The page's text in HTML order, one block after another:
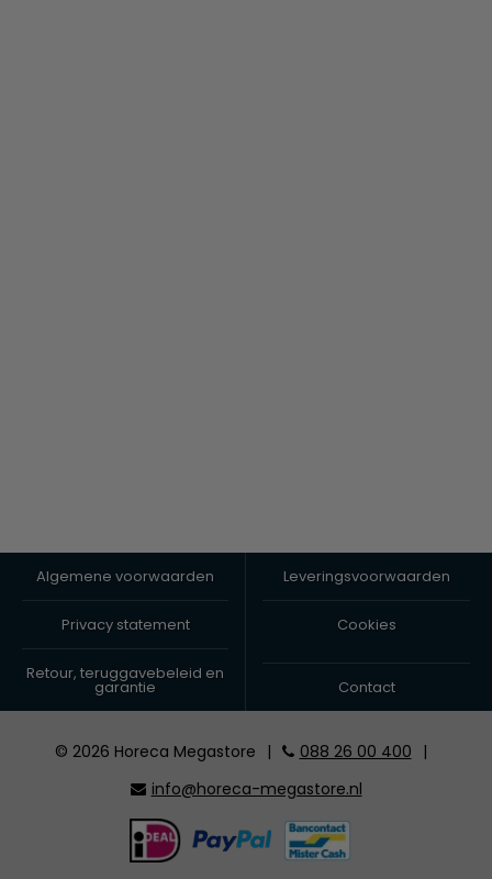
Algemene voorwaarden Leveringsvoorwaarden
Privacy statement Cookies
Retour, teruggavebeleid en
garantie Contact
© 2026 Horeca Megastore | 088 26 00 400
|
info@horeca-megastore.nl